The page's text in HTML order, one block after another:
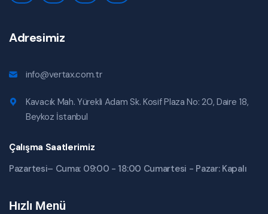
Adresimiz
info@vertax.com.tr
Kavacık Mah. Yürekli Adam Sk. Kosif Plaza No: 20, Daire 18,
Beykoz İstanbul
Çalışma Saatlerimiz
Pazartesi– Cuma: 09:00 - 18:00 Cumartesi - Pazar: Kapalı
Hızlı Menü